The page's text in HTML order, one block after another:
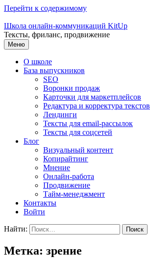
Перейти к содержимому
Школа онлайн-коммуникаций KitUp
Тексты, фриланс, продвижение
Меню
О школе
База выпускников
SEO
Воронки продаж
Карточки для маркетплейсов
Редактура и корректура текстов
Лендинги
Тексты для email-рассылок
Тексты для соцсетей
Блог
Визуальный контент
Копирайтинг
Мнение
Онлайн-работа
Продвижение
Тайм-менеджмент
Контакты
Войти
Найти:
Метка: зрение